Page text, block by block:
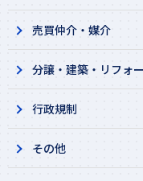
売買仲介・媒介
分譲・建築・リフォ
行政規制
その他